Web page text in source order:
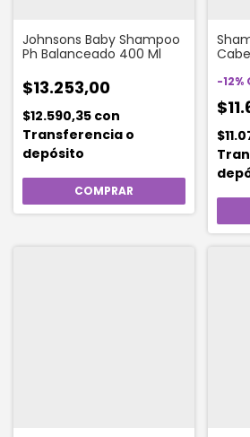
Johnsons Baby Shampoo
Ph Balanceado 400 Ml
$13.253,00
$12.590,35 con
Transferencia o
depósito
-12%